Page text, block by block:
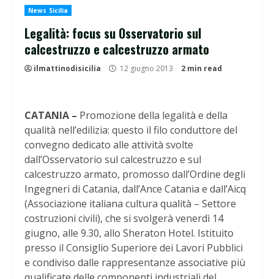
News Sicilia
Legalità: focus su Osservatorio sul
calcestruzzo e calcestruzzo armato
ilmattinodisicilia 12 giugno 2013 2 min read
CATANIA – Promozione della legalità e della
qualità nell’edilizia: questo il filo conduttore del
convegno dedicato alle attività svolte
dall’Osservatorio sul calcestruzzo e sul
calcestruzzo armato, promosso dall’Ordine degli
Ingegneri di Catania, dall’Ance Catania e dall’Aicq
(Associazione italiana cultura qualità – Settore
costruzioni civili), che si svolgerà venerdì 14
giugno, alle 9.30, allo Sheraton Hotel. Istituito
presso il Consiglio Superiore dei Lavori Pubblici
e condiviso dalle rappresentanze associative più